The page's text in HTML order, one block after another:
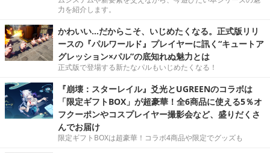
力を紹介します。
かわいい…だからこそ、いじめたくなる。正式版リリ
ースの『パルワールド』プレイヤーに訊く“キュートア
グレッション×パル”の底知れぬ魅力とは
正式版で登場する新たなパルもいじめたくなる！
『崩壊：スターレイル』爻光とUGREENのコラボは
「限定ギフトBOX」が超豪華！全6商品に使える5％オ
フクーポンやコスプレイヤー撮影会など、盛りだくさ
んでお届け
限定ギフトBOXは超豪華！コラボ4商品や限定でグッズも